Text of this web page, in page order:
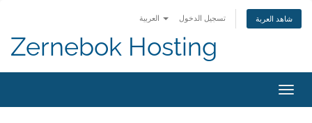
تسجيل الدخول شاهد العربة
Zernebok Hosting
تبديل
التنقل